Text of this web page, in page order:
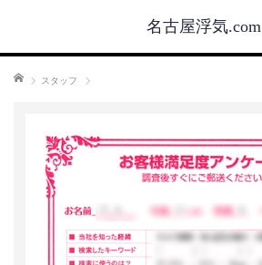
名古屋浮気.com
ホーム スタッフ